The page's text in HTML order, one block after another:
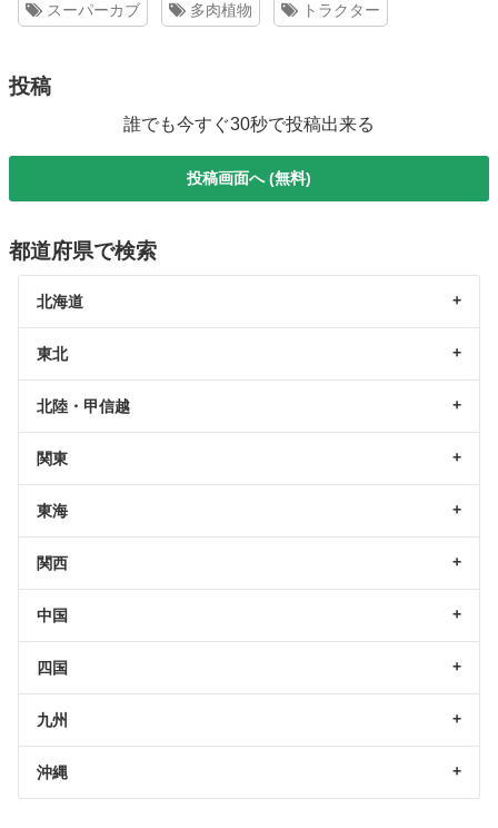
スーパーカブ 多肉植物 トラクター
投稿
誰でも今すぐ30秒で投稿出来る
投稿画面へ (無料)
都道府県で検索
北海道
東北
北陸・甲信越
関東
東海
関西
中国
四国
九州
沖縄